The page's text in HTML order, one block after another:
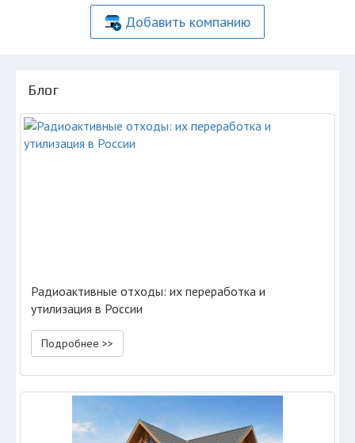
Добавить компанию
Блог
Радиоактивные отходы: их переработка и
утилизация в России
Подробнее >>